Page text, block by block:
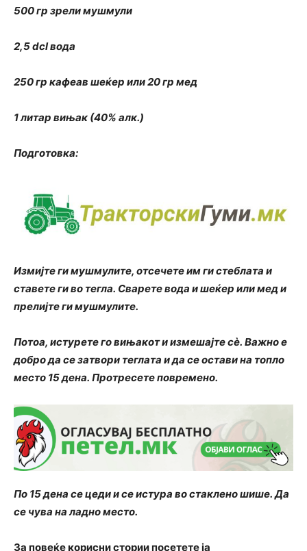
500 гр зрели мушмули
2,5 dcl вода
250 гр кафеав шеќер или 20 гр мед
1 литар вињак (40% алк.)
Подготовка:
Измијте ги мушмулите, отсечете им ги стеблата и
ставете ги во тегла. Сварете вода и шеќер или мед и
прелијте ги мушмулите.
Потоа, истурете го вињакот и измешајте сè. Важно е
добро да се затвори теглата и да се остави на топло
место 15 дена. Протресете повремено.
По 15 дена се цеди и се истура во стаклено шише. Да
се ​​чува на ладно место.
За повеќе корисни стории посетете ја